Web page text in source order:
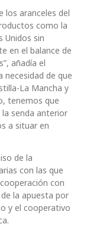
los aranceles del
como la
Unidos sin
en el balance de
añadía el
necesidad de que
La Mancha y
tenemos que
senda anterior
a situar en
de la
con las que
con
la apuesta por
y el cooperativo